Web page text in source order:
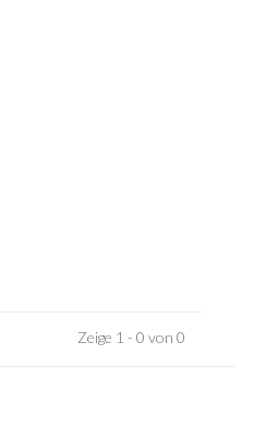
Zeige 1 - 0 von 0